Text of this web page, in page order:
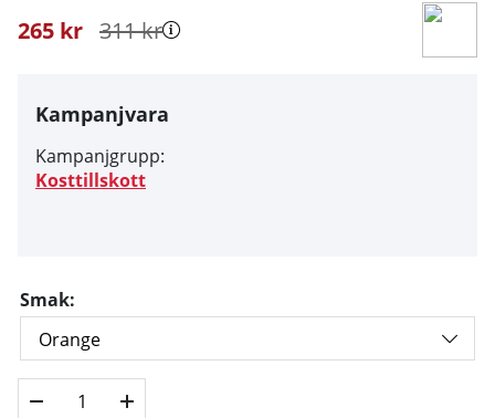
311kr
265 kr
Kampanjvara
Kampanjgrupp:
Kosttillskott
Smak: